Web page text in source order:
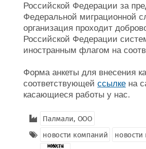
Российской Федерации за
Федеральной миграционной
организация проходит
Российской Федерации
иностранным флагом на
Форма анкеты для внесения
соответствующей ссылке на
касающиеся работы у нас.
Палмали, ООО
новости компаний
новости